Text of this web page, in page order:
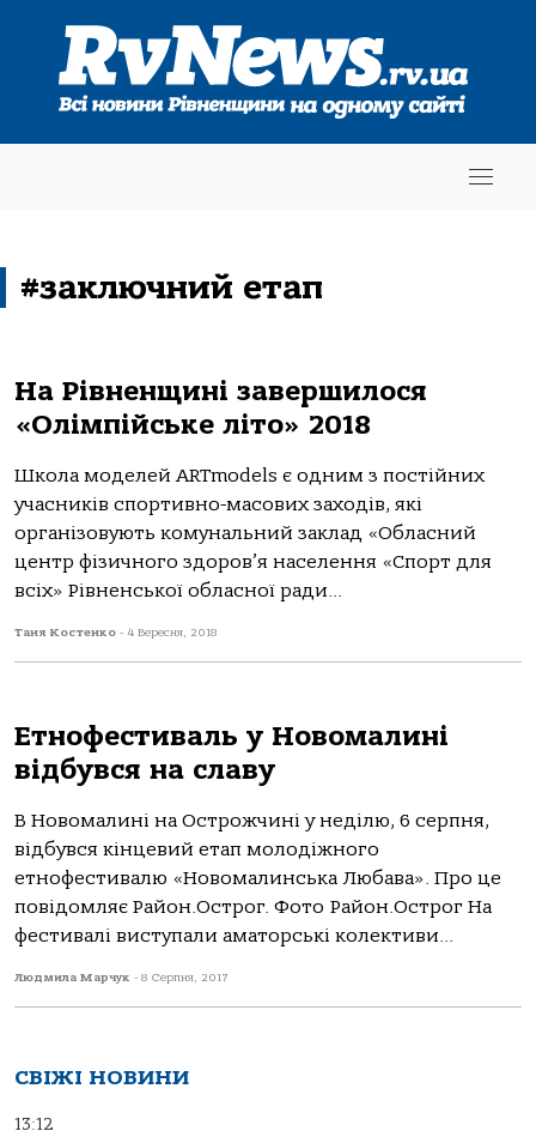
#заключний етап
На Рівненщині завершилося
«Олімпійське літо» 2018
Школа моделей ARTmodels є одним з постійних
учасників спортивно-масових заходів, які
організовують комунальний заклад «Обласний
центр фізичного здоров’я населення «Спорт для
всіх» Рівненської обласної ради...
Таня Костенко - 4 Вересня, 2018
Етнофестиваль у Новомалині
відбувся на славу
В Новомалині на Острожчині у неділю, 6 серпня,
відбувся кінцевий етап молодіжного
етнофестивалю «Новомалинська Любава». Про це
повідомляє Район.Острог. Фото Район.Острог На
фестивалі виступали аматорські колективи...
Людмила Марчук - 8 Серпня, 2017
СВІЖІ НОВИНИ
13:12